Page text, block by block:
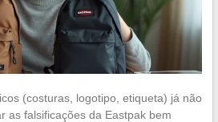
(costuras, logotipo, etiqueta) já não
as falsificações da Eastpak bem